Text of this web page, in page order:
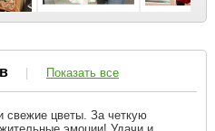
| Показать все
свежие цветы. За четкую